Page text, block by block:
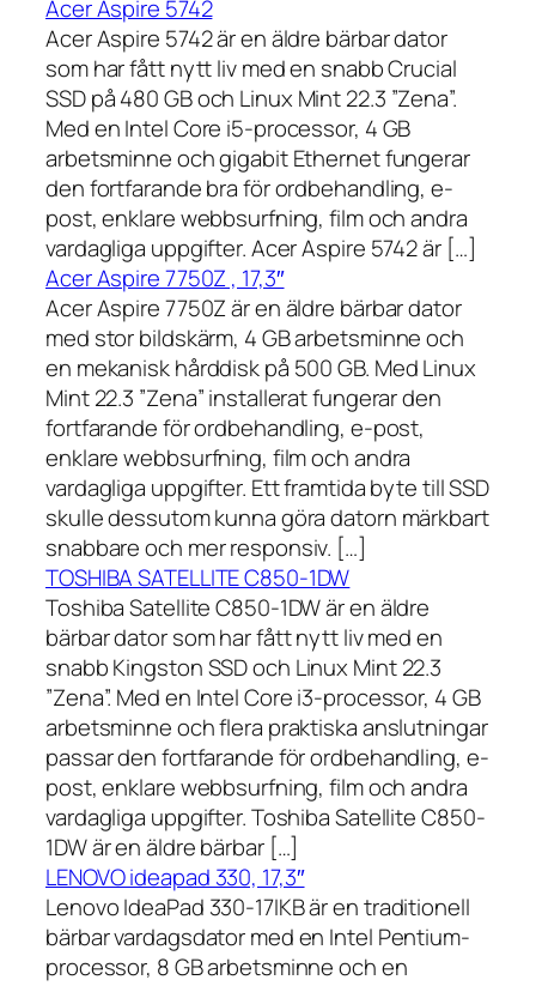
Acer Aspire 5742
Acer Aspire 5742 är en äldre bärbar dator
som har fått nytt liv med en snabb Crucial
SSD på 480 GB och Linux Mint 22.3 ”Zena”.
Med en Intel Core i5-processor, 4 GB
arbetsminne och gigabit Ethernet fungerar
den fortfarande bra för ordbehandling, e-
post, enklare webbsurfning, film och andra
vardagliga uppgifter. Acer Aspire 5742 är […]
Acer Aspire 7750Z , 17,3″
Acer Aspire 7750Z är en äldre bärbar dator
med stor bildskärm, 4 GB arbetsminne och
en mekanisk hårddisk på 500 GB. Med Linux
Mint 22.3 ”Zena” installerat fungerar den
fortfarande för ordbehandling, e-post,
enklare webbsurfning, film och andra
vardagliga uppgifter. Ett framtida byte till SSD
skulle dessutom kunna göra datorn märkbart
snabbare och mer responsiv. […]
TOSHIBA SATELLITE C850-1DW
Toshiba Satellite C850-1DW är en äldre
bärbar dator som har fått nytt liv med en
snabb Kingston SSD och Linux Mint 22.3
”Zena”. Med en Intel Core i3-processor, 4 GB
arbetsminne och flera praktiska anslutningar
passar den fortfarande för ordbehandling, e-
post, enklare webbsurfning, film och andra
vardagliga uppgifter. Toshiba Satellite C850-
1DW är en äldre bärbar […]
LENOVO ideapad 330, 17,3″
Lenovo IdeaPad 330-17IKB är en traditionell
bärbar vardagsdator med en Intel Pentium-
processor, 8 GB arbetsminne och en